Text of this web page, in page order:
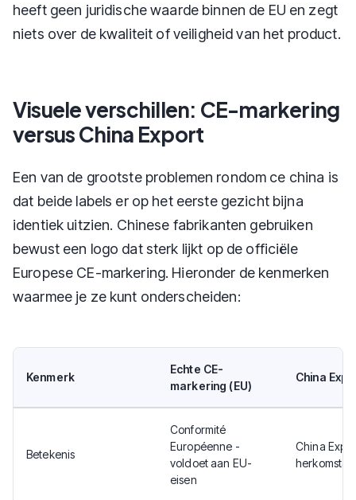
heeft geen juridische waarde binnen de EU en zegt
niets over de kwaliteit of veiligheid van het product.
Visuele verschillen: CE-markering
versus China Export
Een van de grootste problemen rondom ce china is
dat beide labels er op het eerste gezicht bijna
identiek uitzien. Chinese fabrikanten gebruiken
bewust een logo dat sterk lijkt op de officiële
Europese CE-markering. Hieronder de kenmerken
waarmee je ze kunt onderscheiden:
Kenmerk
Echte CE-
markering (EU)
China
Betekenis
Conformité
Européenne -
voldoet aan EU-
eisen
China